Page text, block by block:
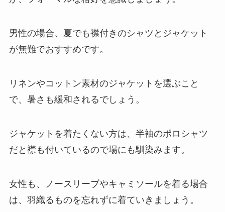
男性の場合、夏でも襟付きのシャツとジャケット
が無難でおすすめです。
リネンやコットン素材のジャケットを選ぶこと
で、暑さも緩和されるでしょう。
ジャケットを着たくない方は、半袖のポロシャツ
だと襟も付いているので場にも馴染みます。
女性も、ノースリーブやキャミソールを着る場合
は、羽織るものを忘れずに着ていきましょう。